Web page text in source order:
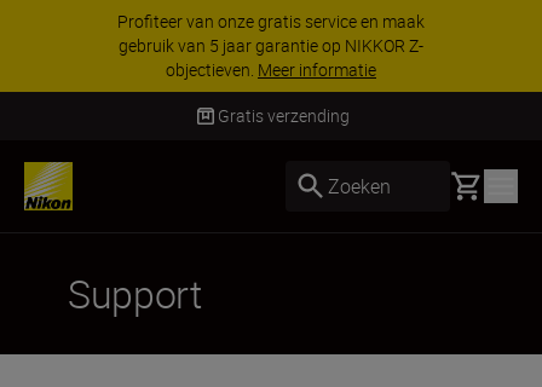
Profiteer van onze gratis service en maak
gebruik van 5 jaar garantie op NIKKOR Z-
objectieven. Meer informatie
Gratis verzending
Zoeken Basket
Support